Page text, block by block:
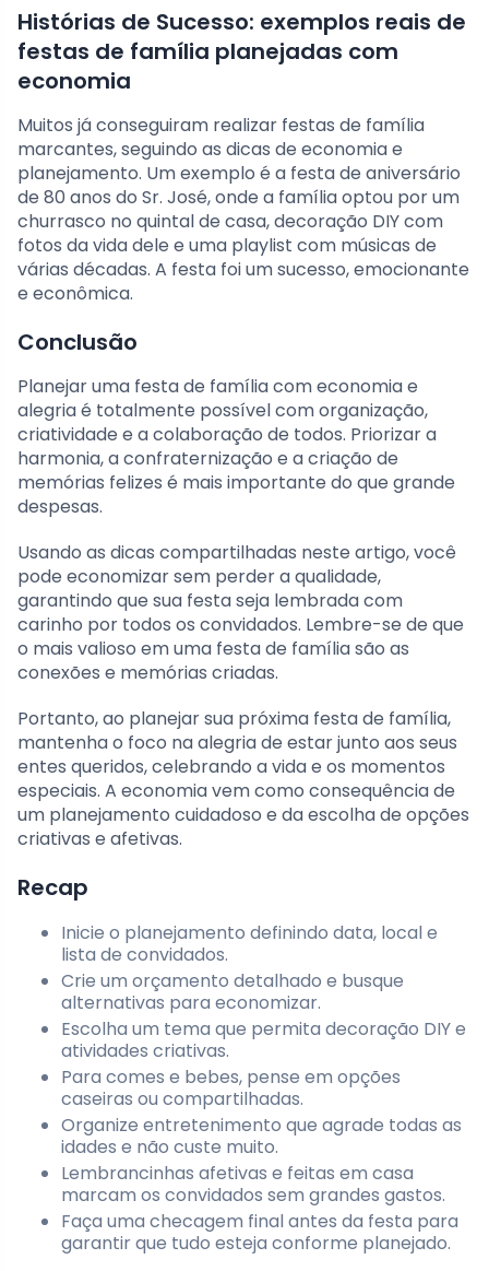
Histórias de Sucesso: exemplos reais de
festas de família planejadas com
economia
Muitos já conseguiram realizar festas de família
marcantes, seguindo as dicas de economia e
planejamento. Um exemplo é a festa de aniversário
de 80 anos do Sr. José, onde a família optou por um
churrasco no quintal de casa, decoração DIY com
fotos da vida dele e uma playlist com músicas de
várias décadas. A festa foi um sucesso, emocionante
e econômica.
Conclusão
Planejar uma festa de família com economia e
alegria é totalmente possível com organização,
criatividade e a colaboração de todos. Priorizar a
harmonia, a confraternização e a criação de
memórias felizes é mais importante do que grande
despesas.
Usando as dicas compartilhadas neste artigo, você
pode economizar sem perder a qualidade,
garantindo que sua festa seja lembrada com
carinho por todos os convidados. Lembre-se de que
o mais valioso em uma festa de família são as
conexões e memórias criadas.
Portanto, ao planejar sua próxima festa de família,
mantenha o foco na alegria de estar junto aos seus
entes queridos, celebrando a vida e os momentos
especiais. A economia vem como consequência de
um planejamento cuidadoso e da escolha de opções
criativas e afetivas.
Recap
Inicie o planejamento definindo data, local e
lista de convidados.
Crie um orçamento detalhado e busque
alternativas para economizar.
Escolha um tema que permita decoração DIY e
atividades criativas.
Para comes e bebes, pense em opções
caseiras ou compartilhadas.
Organize entretenimento que agrade todas as
idades e não custe muito.
Lembrancinhas afetivas e feitas em casa
marcam os convidados sem grandes gastos.
Faça uma checagem final antes da festa para
garantir que tudo esteja conforme planejado.